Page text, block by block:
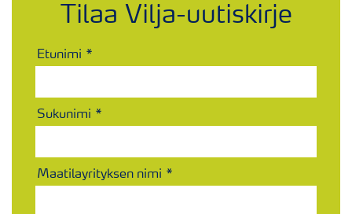
Tilaa Vilja-uutiskirje
Etunimi
Sukunimi
Maatilayrityksen nimi